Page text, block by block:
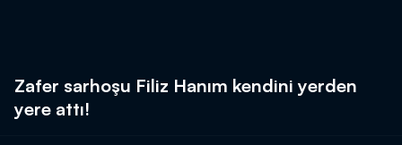
Zafer sarhoşu Filiz Hanım kendini yerden
yere attı!